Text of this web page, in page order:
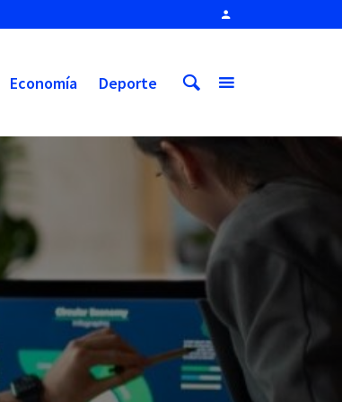
Economía Deporte